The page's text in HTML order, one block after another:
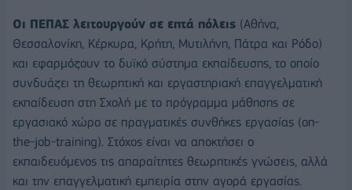
Οι ΠΕΠΑΣ λειτουργούν σε επτά πόλεις (Αθήνα,
Θεσσαλονίκη, Κέρκυρα, Κρήτη, Μυτιλήνη, Πάτρα και Ρόδο)
και εφαρμόζουν το δυϊκό σύστημα εκπαίδευσης, το οποίο
συνδυάζει τη θεωρητική και εργαστηριακή επαγγελματική
εκπαίδευση στη Σχολή με το πρόγραμμα μάθησης σε
εργασιακό χώρο σε πραγματικές συνθήκες εργασίας (on-
the-job-training). Στόχος είναι να αποκτήσει ο
εκπαιδευόμενος τις απαραίτητες θεωρητικές γνώσεις, αλλά
και την επαγγελματική εμπειρία στην αγορά εργασίας.